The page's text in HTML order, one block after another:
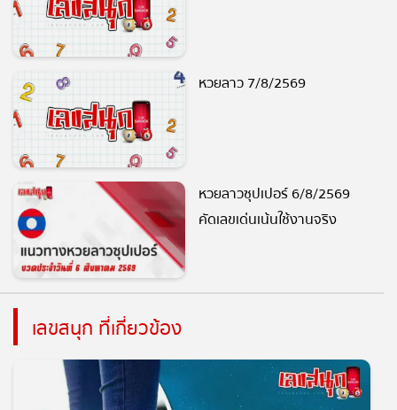
หวยลาว 7/8/2569
หวยลาวซุปเปอร์ 6/8/2569
คัดเลขเด่นเน้นใช้งานจริง
เลขสนุก ที่เกี่ยวข้อง